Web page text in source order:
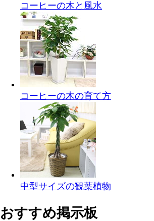
コーヒーの木と風水
コーヒーの木の育て方
中型サイズの観葉植物
おすすめ掲示板